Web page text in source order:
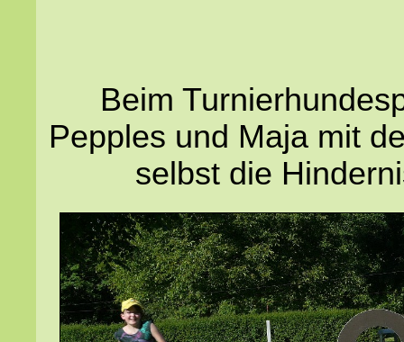
Beim
Pepples und Maja mit
selbst die